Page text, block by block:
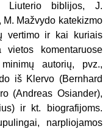
Liuterio biblijos, J.
Mažvydo katekizmo
vertimo ir kai kuriais
komentaruose
autorių, pvz.,
iš Klervo (Bernhard
(Andreas Osiander),
ir kt. biografijoms.
narpliojamos